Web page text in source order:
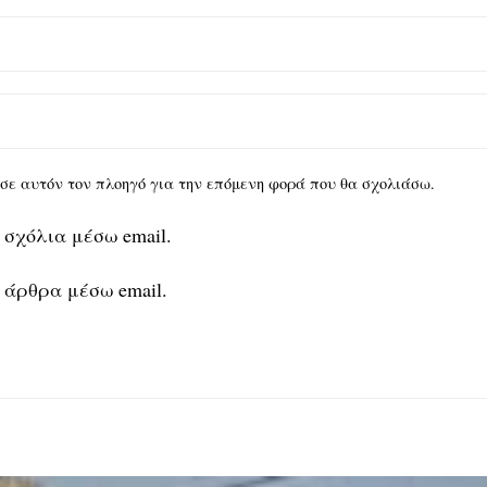
αυτόν τον πλοηγό για την επόμενη φορά που θα σχολιάσω.
μέσω email.
άρθρα μέσω email.